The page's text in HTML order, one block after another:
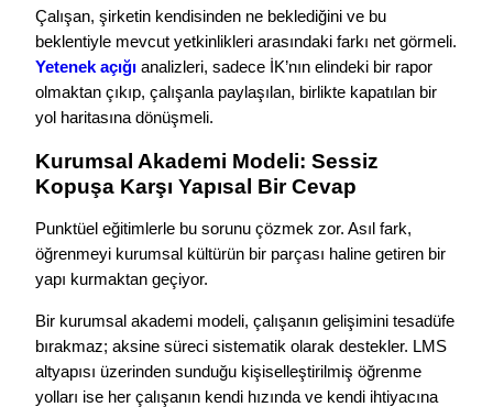
Çalışan, şirketin kendisinden ne beklediğini ve bu
beklentiyle mevcut yetkinlikleri arasındaki farkı net görmeli.
Yetenek açığı analizleri, sadece İK’nın elindeki bir rapor
olmaktan çıkıp, çalışanla paylaşılan, birlikte kapatılan bir
yol haritasına dönüşmeli.
Kurumsal Akademi Modeli: Sessiz
Kopuşa Karşı Yapısal Bir Cevap
Punktüel eğitimlerle bu sorunu çözmek zor. Asıl fark,
öğrenmeyi kurumsal kültürün bir parçası haline getiren bir
yapı kurmaktan geçiyor.
Bir kurumsal akademi modeli, çalışanın gelişimini tesadüfe
bırakmaz; aksine süreci sistematik olarak destekler. LMS
altyapısı üzerinden sunduğu kişiselleştirilmiş öğrenme
yolları ise her çalışanın kendi hızında ve kendi ihtiyacına